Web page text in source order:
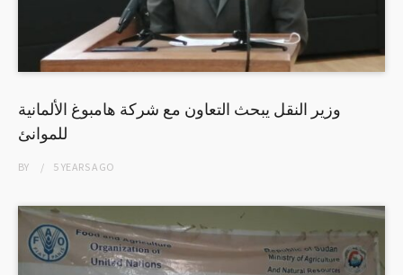
وزير النقل يبحث التعاون مع شركة هامبوغ الألمانية
للموانئ
BY 5 YEARSAGO